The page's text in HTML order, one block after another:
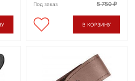
Под заказ 5 750
В КОРЗИНУ